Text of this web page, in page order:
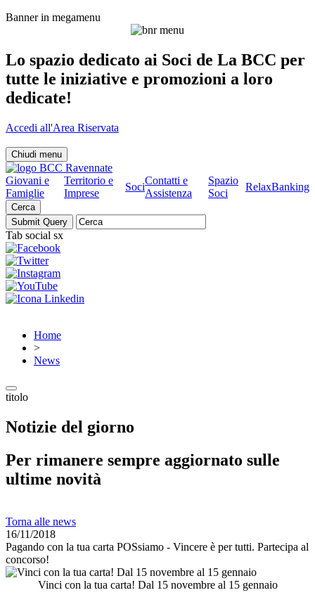
Banner in megamenu
Lo spazio dedicato ai Soci de La BCC per
tutte le iniziative e promozioni a loro
dedicate!
Accedi all'Area Riservata
Chiudi menu
Giovani e
Famiglie
Territorio e
Imprese
Soci
Contatti e
Assistenza
Spazio
Soci
RelaxBanking
Cerca
Tab social sx
Home
>
News
titolo
Notizie del giorno
Per rimanere sempre aggiornato sulle
ultime novità
Torna alle news
16/11/2018
Pagando con la tua carta POSsiamo - Vincere è per tutti. Partecipa al
concorso!
Vinci con la tua carta! Dal 15 novembre al 15 gennaio